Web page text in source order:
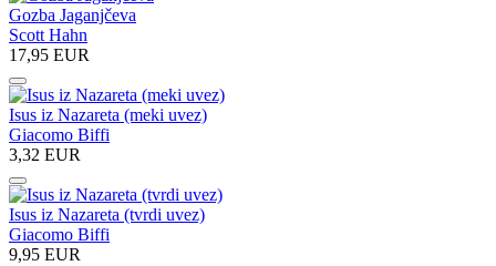
Gozba Jaganjčeva
Scott Hahn
17,95 EUR
Isus iz Nazareta (meki uvez)
Giacomo Biffi
3,32 EUR
Isus iz Nazareta (tvrdi uvez)
Giacomo Biffi
9,95 EUR